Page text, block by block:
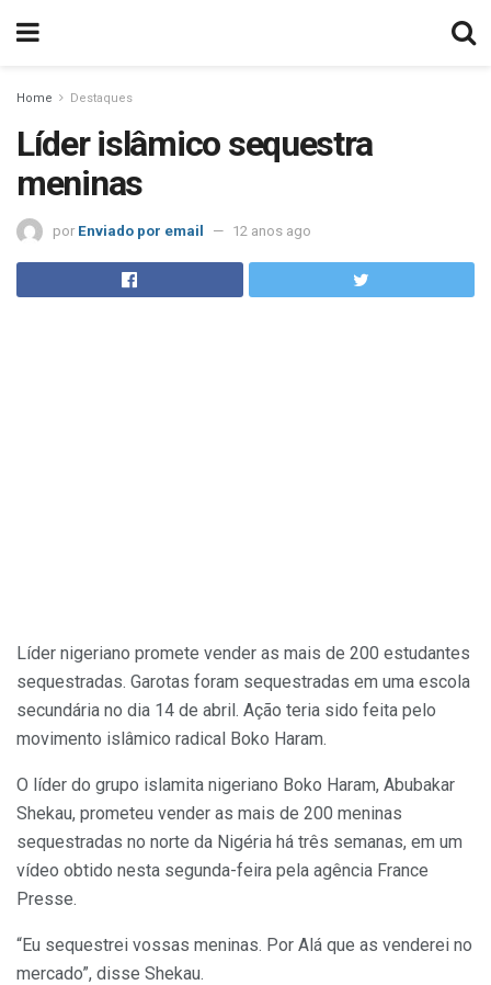
Home Destaques
Líder islâmico sequestra
meninas
por Enviado por email 12 anos ago
Líder nigeriano promete vender as mais de 200 estudantes
sequestradas. Garotas foram sequestradas em uma escola
secundária no dia 14 de abril. Ação teria sido feita pelo
movimento islâmico radical Boko Haram.
O líder do grupo islamita nigeriano Boko Haram, Abubakar
Shekau, prometeu vender as mais de 200 meninas
sequestradas no norte da Nigéria há três semanas, em um
vídeo obtido nesta segunda-feira pela agência France
Presse.
“Eu sequestrei vossas meninas. Por Alá que as venderei no
mercado”, disse Shekau.